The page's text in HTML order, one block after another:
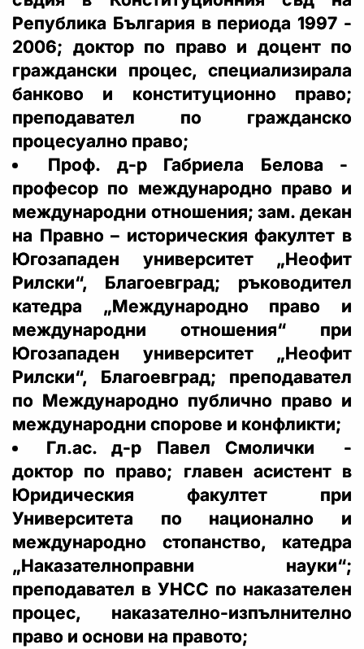
Република България в периода 1997 -
2006; доктор по право и доцент по
граждански процес, специализирала
банково и конституционно право;
преподавател по гражданско
процесуално право;
Проф. д-р Габриела Белова -
професор по международно право и
международни отношения; зам. декан
на Правно – историческия факултет в
Югозападен университет „Неофит
Рилски“, Благоевград; ръководител
катедра „Международно право и
международни отношения“ при
Югозападен университет „Неофит
Рилски“, Благоевград; преподавател
по Международно публично право и
международни спорове и конфликти;
Гл.ас. д-р Павел Смолички -
доктор по право; главен асистент в
Юридическия факултет при
Университета по национално и
международно стопанство, катедра
„Наказателноправни науки“;
преподавател в УНСС по наказателен
процес, наказателно-изпълнително
право и основи на правото;